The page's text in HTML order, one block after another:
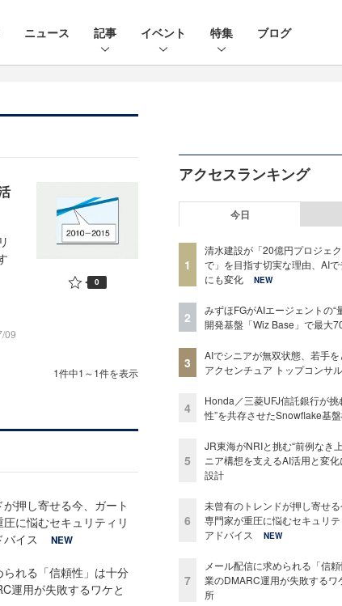
ニュース 記事 イベント 特集 ブログ
09
0
1件中1～1件を表示
押し寄せる今、ガート
に悩むセキュリティリ
イス
NEW
られる「信頼性」は十分
運用が失敗するワケと
アクセスランキング
今日
1
清水建設が「20億円プロジェ
で」を目指す切実な理由、AI
にも変化
NEW
2
みずほFGがAIエージェントの“
開発基盤「Wiz Base」で最大
3
AIでシニアが無双状態、若手を
アクセンチュア トップコンサ
4
Honda／三菱UFJ信託銀行が挑
性”を共存させたSnowflake基
5
JR東海がNRIと挑む“前例なき
ニア構想を支えるAI活用と変
設計
6
未曾有のトレンドが押し寄せ
専門家が重圧に悩むセキュリ
アドバイス
NEW
7
メール配信に求められる「信
業のDMARC運用が失敗するワ
所